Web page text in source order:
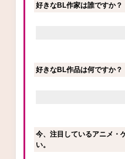
好きなBL作家は誰ですか？
好きなBL作品は何ですか？
今、注目しているアニメ・
い。